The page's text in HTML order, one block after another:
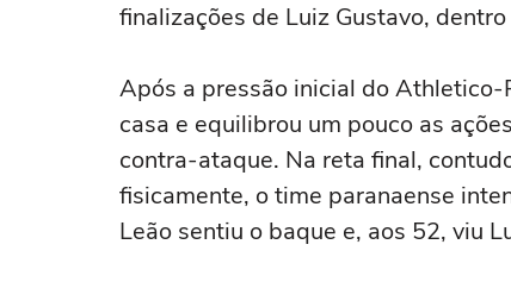
finalizações de Luiz Gustavo,
Após a pressão inicial do
casa e equilibrou um pouco as
contra-ataque. Na reta final,
fisicamente, o time paranaense
Leão sentiu o baque e, aos 52, viu